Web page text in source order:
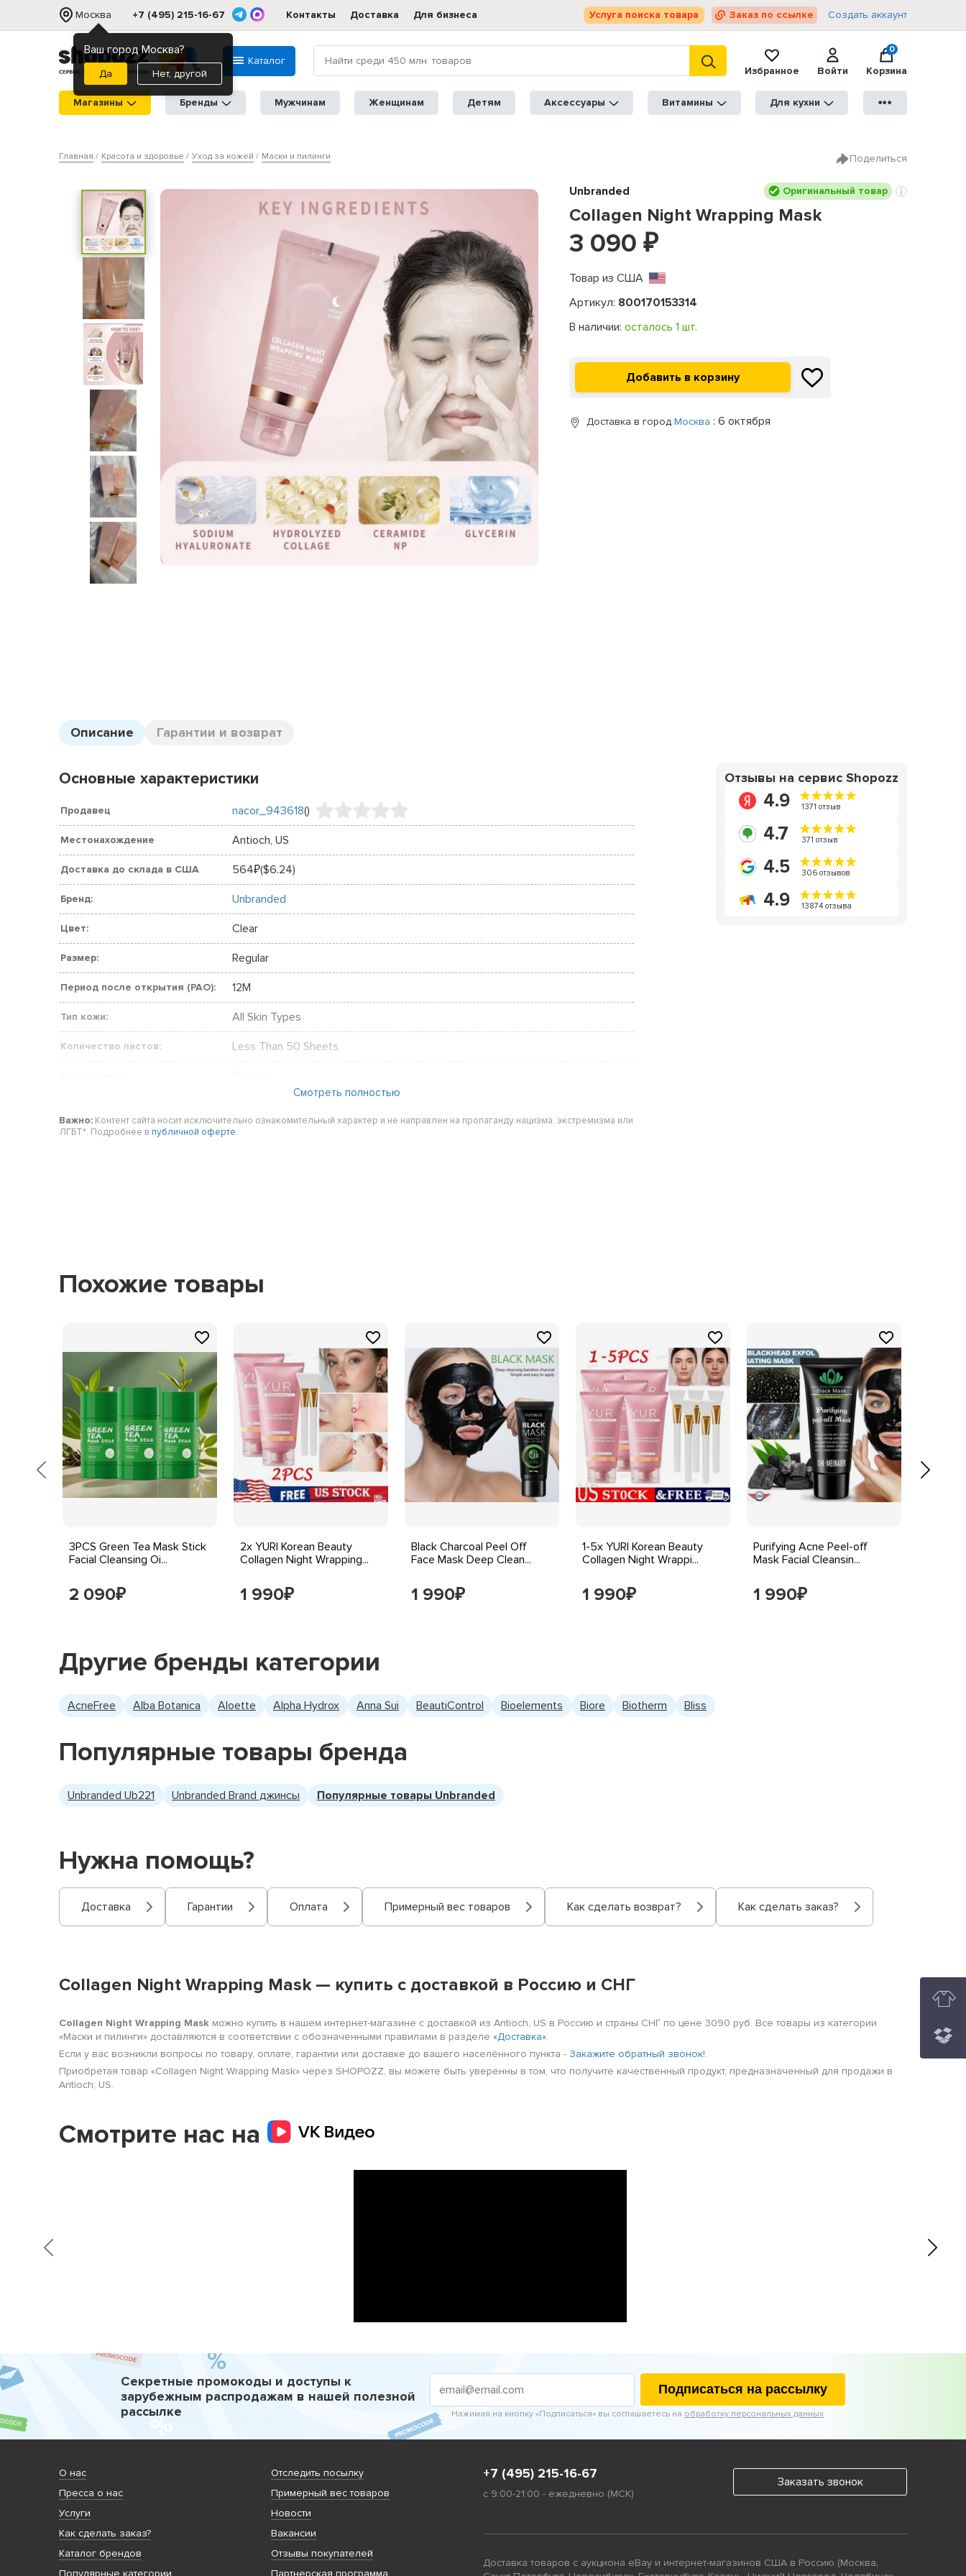
Москва
Ваш город Москва?
Нет, другой
+7 (495) 215-16-67 Контакты Доставка Для бизнеса Услуга поиска товара Заказ по ссылке Создать аккаунт
Каталог
Избранное
Войти
0
Корзина
Магазины Бренды Мужчинам Женщинам Детям Аксессуары Витамины Для кухни ●●●
Главная Красота и здоровье Уход за кожей Маски и пилинги Поделиться
Unbranded Оригинальный товар
Collagen Night Wrapping Mask
3 090 ₽
Товар из США
Артикул: 800170153314
В наличии: осталось 1 шт.
Доставка в город Москва : 6 октября
Описание Гарантии и возврат
Основные характеристики
Продавец nacor_943618()
Местонахождение Antioch, US
Доставка до склада в США 564₽($6.24)
Бренд: Unbranded
Цвет: Clear
Размер: Regular
Период после открытия (PAO): 12M
Тип кожи: All Skin Types
Количество листов: Less Than 50 Sheets
Активные ингредиенты: Hydrolyzed Collagen
Смотреть полностью
Важно: Контент сайта носит исключительно ознакомительный характер и не направлен на пропаганду нацизма, экстремизма или
ЛГБТ*. Подробнее в публичной оферте.
Отзывы на сервис Shopozz
4.9 1371 отзыв
4.7 371 отзыв
4.5 306 отзывов
4.9 13874 отзыва
Похожие товары
3PCS Green Tea Mask Stick
Facial Cleansing Oi...
2 090₽
2x YURI Korean Beauty
Collagen Night Wrapping...
1 990₽
Black Charcoal Peel Off
Face Mask Deep Clean...
1 990₽
1-5x YURI Korean Beauty
Collagen Night Wrappi...
1 990₽
Purifying Acne Peel-off
Mask Facial Cleansin...
1 990₽
Другие бренды категории
AcneFree Alba Botanica Aloette Alpha Hydrox Anna Sui BeautiControl Bioelements Biore Biotherm Bliss
Популярные товары бренда
Unbranded Ub221 Unbranded Brand джинсы Популярные товары Unbranded
Нужна помощь?
Доставка Гарантии Оплата Примерный вес товаров Как сделать возврат? Как сделать заказ?
Collagen Night Wrapping Mask — купить с доставкой в Россию и СНГ
Collagen Night Wrapping Mask можно купить в нашем интернет-магазине с доставкой из Antioch, US в Россию и страны СНГ по цене 3090 руб. Все товары из категории
«Маски и пилинги» доставляются в соответствии с обозначенными правилами в разделе «Доставка».
Если у вас возникли вопросы по товару, оплате, гарантии или доставке до вашего населённого пункта - Закажите обратный звонок!.
Приобретая товар «Collagen Night Wrapping Mask» через SHOPOZZ, вы можете быть уверенны в том, что получите качественный продукт, предназначенный для продажи в
Antioch, US.
Смотрите нас на
Секретные промокоды и доступы к
зарубежным распродажам в нашей полезной
рассылке
Подписаться на рассылку
Нажимая на кнопку «Подписаться» вы соглашаетесь на обработку персональных данных
О нас
Пресса о нас
Услуги
Как сделать заказ?
Каталог брендов
Отследить посылку
Примерный вес товаров
Новости
Вакансии
Отзывы покупателей
+7 (495) 215-16-67
с 9:00-21:00 - ежедневно (МСК)
Заказать звонок
Доставка товаров с аукциона eBay и интернет-магазинов США в Россию (Москва,